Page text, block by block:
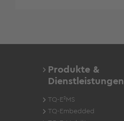
Produkte &
Dienstleistungen
TQ-E²MS
TQ-Embedded